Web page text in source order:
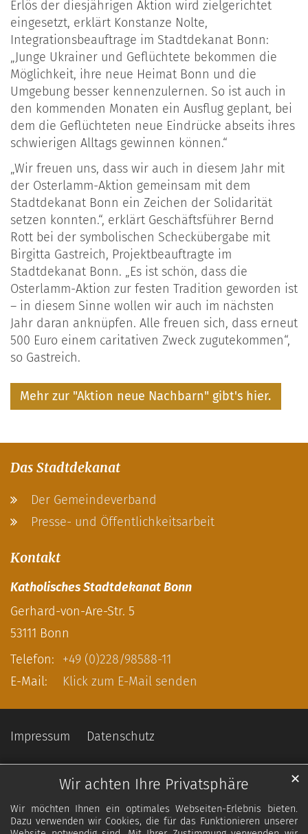
Wir achten Ihre Privatsphäre
Wir möchten Ihnen ein optimales Webseiten-Erlebnis bieten.
Dazu verwenden wir Cookies, die für das Funktionieren unserer
✕
Erlös der diesjährigen Aktion wird zielgerichtet
eingesetzt, erklärt Konstanze Nolte,
Integrationsbeauftrage im Stadtdekanat Bonn:
„Junge Ukrainer und Geflüchtete bekommen die
Möglichkeit, ihre neue Heimat Bonn und die
Umgebung besser kennenzulernen. So ist auch in
den kommenden Monaten ein Ausflug geplant, bei
dem die Geflüchteten neue Eindrücke abseits ihres
schwierigen Alltags gewinnen können.“
„Wir freuen uns, dass wir auch in diesem Jahr mit
der Osterlamm-Aktion gemeinsam mit dem
Stadtdekanat Bonn ein Zeichen der Solidarität
setzen konnten.“, erklärt Geschäftsführer Bernd
Rott bei der symbolischen Scheckübergabe mit
Birgitta Gastreich, Projektbeauftragte im
Stadtdekanat Bonn. „Es ist schön, dass die
Osterlamm-Aktion zur festen Tradition geworden ist
– in diesem Sinne wollen wir auch im nächsten
Jahr daran anknüpfen. Alle freuen sich, dass erneut
500 Euro einem caritativen Zweck zugutekommen“,
so Gastreich.
Mehr zur "Aktion neue Nachbarn" gibt's hier.
Das Stadtdekanat
Der Gemeindeverband
Presse- und Öffentlichkeitsarbeit
Kontakt
Katholisches Stadtdekanat Bonn
Gerhard-von-Are-Str. 5
53111 Bonn
Telefon:
+49 (0)228/98588-11
E-Mail:
Klick zum E-Mail senden
Impressum Datenschutz